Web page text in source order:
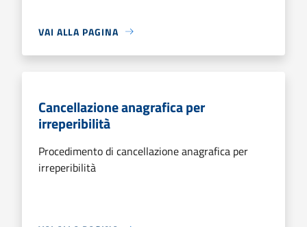
VAI ALLA PAGINA
Cancellazione anagrafica per
irreperibilità
Procedimento di cancellazione anagrafica per
irreperibilità